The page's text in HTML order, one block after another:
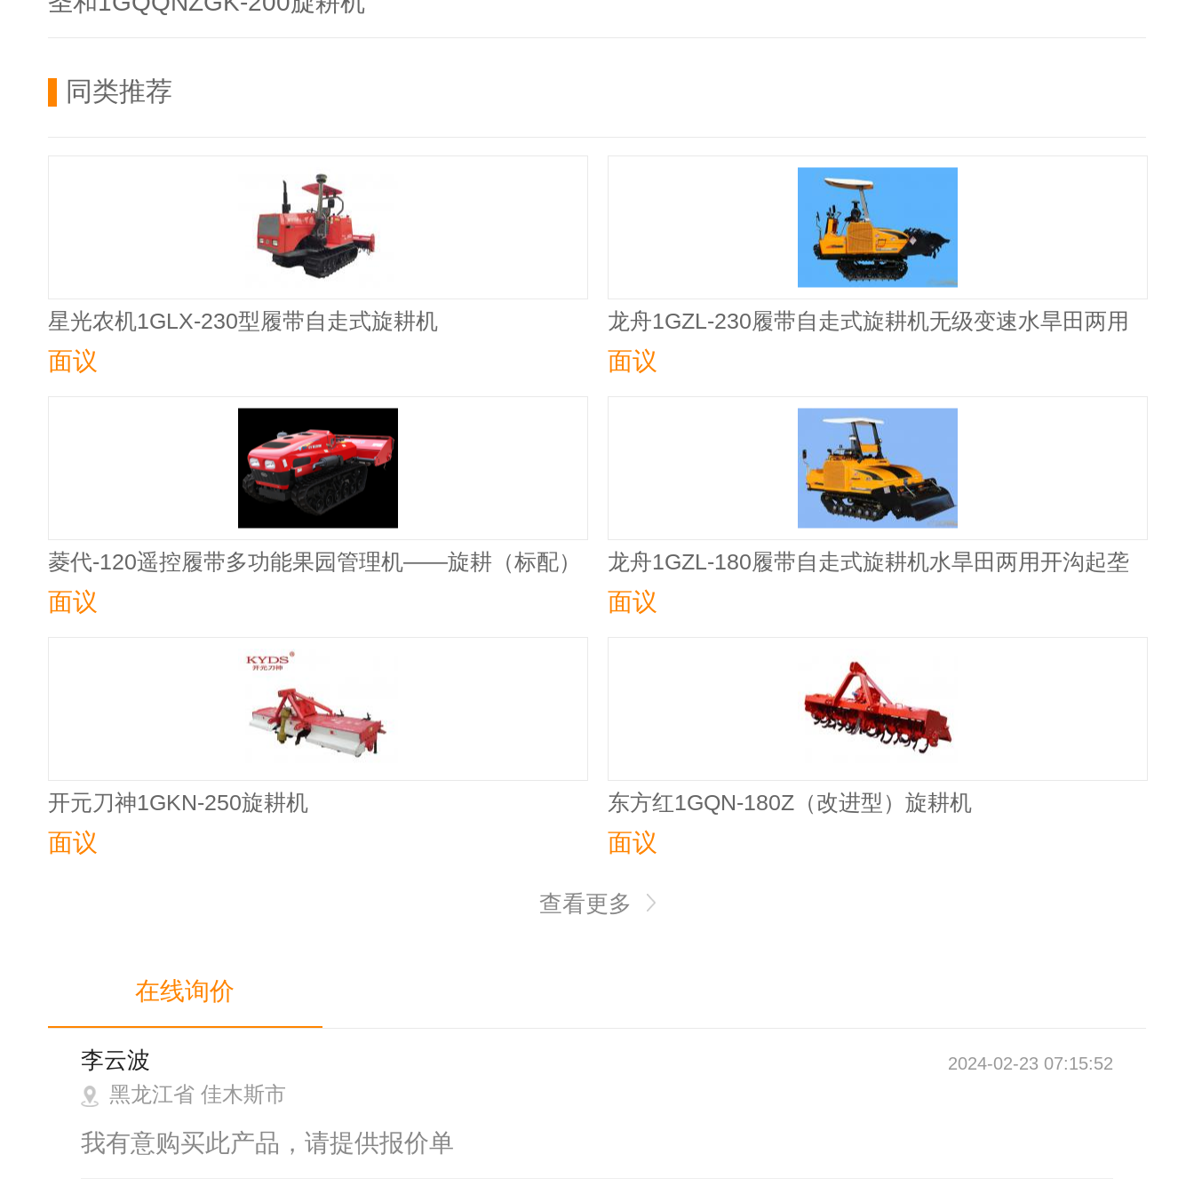
同类推荐
星光农机1GLX-230型履带自走式旋耕机
面议
龙舟1GZL-230履带自走式旋耕机无级变速水旱田两用
面议
菱代-120遥控履带多功能果园管理机——旋耕（标配）
面议
龙舟1GZL-180履带自走式旋耕机水旱田两用开沟起垄
面议
开元刀神1GKN-250旋耕机
面议
东方红1GQN-180Z（改进型）旋耕机
面议
查看更多
在线询价
李云波 2024-02-23 07:15:52
黑龙江省 佳木斯市
我有意购买此产品，请提供报价单